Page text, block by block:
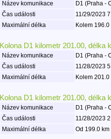
Název komunikace
D1 (Praha -
Čas události
11/29/2023
Maximální délka
Kolem
Kolona D1 kilometr 201.00, délka
Název komunikace
D1 (Praha -
Čas události
11/28/2023
Maximální délka
Kolem
Kolona D1 kilometr 201.00, délka
Název komunikace
D1 (Praha -
Čas události
11/28/2023
Maximální délka
Od 199.0